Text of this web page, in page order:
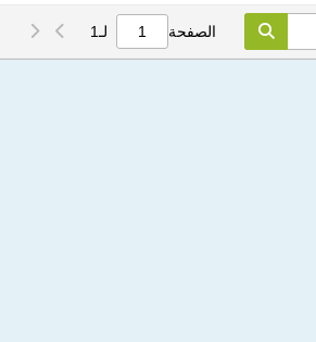
الصفحة لـ1